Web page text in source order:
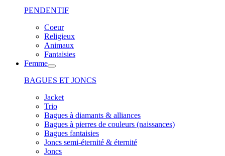
PENDENTIF
Coeur
Religieux
Animaux
Fantaisies
Femme
BAGUES ET JONCS
Jacket
Trio
Bagues à diamants & alliances
Bagues à pierres de couleurs (naissances)
Bagues fantaisies
Joncs semi-éternité & éternité
Joncs